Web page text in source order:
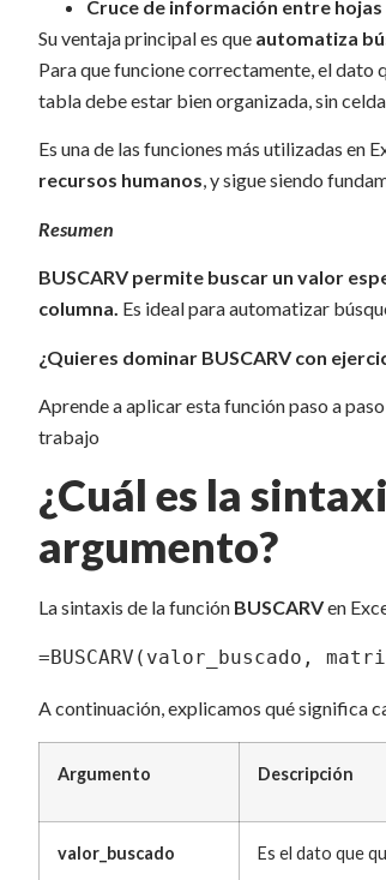
Cruce de información entre hojas
Su ventaja principal es que automatiza
Para que funcione correctamente, el dato
tabla debe estar bien organizada, sin
Es una de las funciones más utilizadas en
recursos humanos, y sigue siendo
Resumen
BUSCARV permite buscar un valor
columna. Es ideal para automatizar
¿Quieres dominar BUSCARV con
Aprende a aplicar esta función paso a
trabajo
¿Cuál es la
argumento?
La sintaxis de la función BUSCARVen
=BUSCARV(valor_buscado,
A continuación, explicamos qué significa
Argumento Descripción
valor_buscado Es el dato que